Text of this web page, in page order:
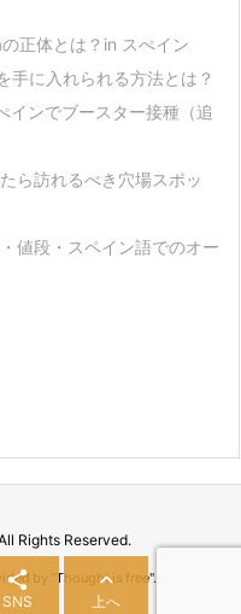
正体とは？in スぺイン
手に入れられる方法とは？
インでブースター接種（追
ら訪れるべき穴場スポッ
値段・スペイン語でのオー
Rights Reserved.
by " Thought is free".

SNS

上へ